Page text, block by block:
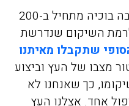
אצלנו העלות לטיפול בעץ ערבה בוכיה מתחיל ב-200
השיקום שנדרשת
שתקבלו מאיתנו
מצבו של העץ וביצוע
כך שאנחנו לא
אחד. אצלנו העץ